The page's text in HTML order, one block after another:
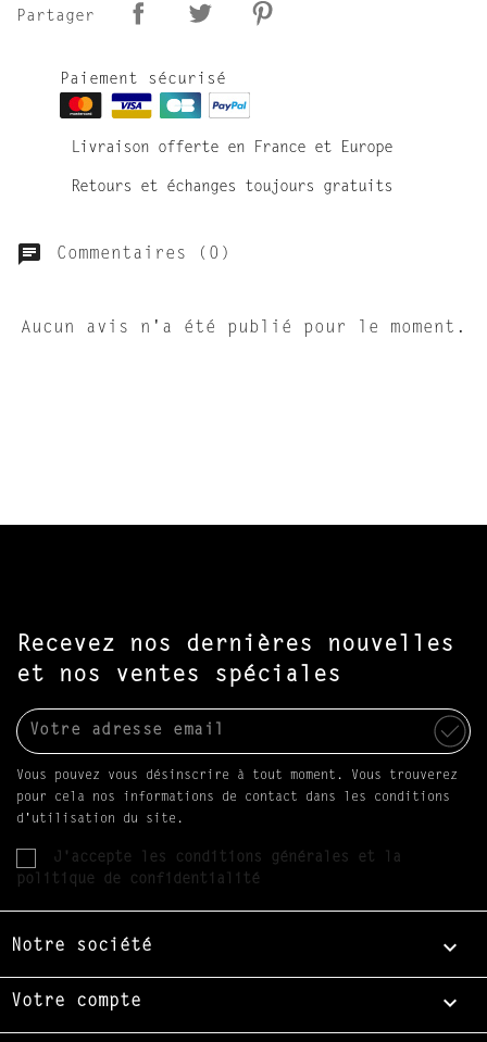
Partager
Paiement sécurisé
Livraison offerte en France et Europe
Retours et échanges toujours gratuits
Commentaires (0)
Aucun avis n'a été publié pour le moment.
Recevez nos dernières nouvelles
et nos ventes spéciales
Vous pouvez vous désinscrire à tout moment. Vous trouverez
pour cela nos informations de contact dans les conditions
d'utilisation du site.
J'accepte les conditions générales et la
politique de confidentialité
Notre société 
Votre compte 